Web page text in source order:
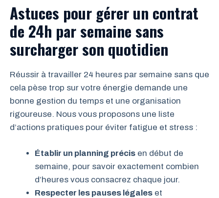
Astuces pour gérer un contrat
de 24h par semaine sans
surcharger son quotidien
Réussir à travailler 24 heures par semaine sans que
cela pèse trop sur votre énergie demande une
bonne gestion du temps et une organisation
rigoureuse. Nous vous proposons une liste
d’actions pratiques pour éviter fatigue et stress :
Établir un planning précis en début de
semaine, pour savoir exactement combien
d’heures vous consacrez chaque jour.
Respecter les pauses légales et